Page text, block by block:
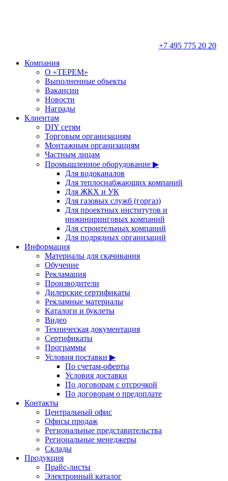
+7 495 775 20 20
Компания
О «ТЕРЕМ»
Выполненные объекты
Вакансии
Новости
Награды
Клиентам
DIY сетям
Торговым организациям
Монтажным организациям
Частным лицам
Промышленное оборудование ▶
Для водоканалов
Для теплоснабжающих компаний
Для ЖКХ и УК
Для газовых служб (горгаз)
Для проектных институтов и
инжиниринговых компаний
Для строительных компаний
Для подрядных организаций
Информация
Материалы для скачивания
Обучение
Рекламация
Производители
Дилерские сертификаты
Рекламные материалы
Каталоги и буклеты
Видео
Техническая документация
Сертификаты
Программы
Условия поставки ▶
По счетам-оферты
Условия доставки
По договорам с отсрочкой
По договорам о предоплате
Контакты
Центральный офис
Офисы продаж
Региональные представительства
Региональные менеджеры
Склады
Продукция
Прайс-листы
Электронный каталог